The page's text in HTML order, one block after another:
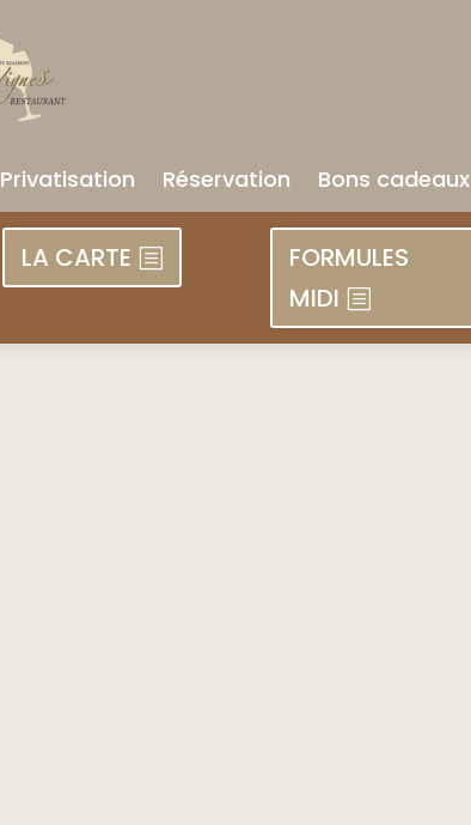
Privatisation Réservation Bons cadeaux
LA CARTE
FORMULES
MIDI